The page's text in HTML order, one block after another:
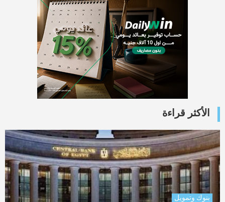
الأكثر قراءة
بنوك وتمويل